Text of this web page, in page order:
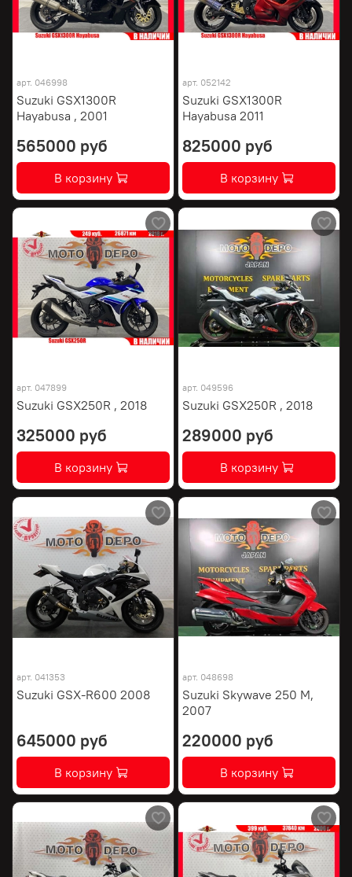
арт. 046998
Suzuki GSX1300R
Hayabusa , 2001
565000 руб
В корзину
арт. 052142
Suzuki GSX1300R
Hayabusa 2011
825000 руб
В корзину
арт. 047899
Suzuki GSX250R , 2018
325000 руб
В корзину
арт. 049596
Suzuki GSX250R , 2018
289000 руб
В корзину
арт. 041353
Suzuki GSX-R600 2008
645000 руб
В корзину
арт. 048698
Suzuki Skywave 250 M,
2007
220000 руб
В корзину